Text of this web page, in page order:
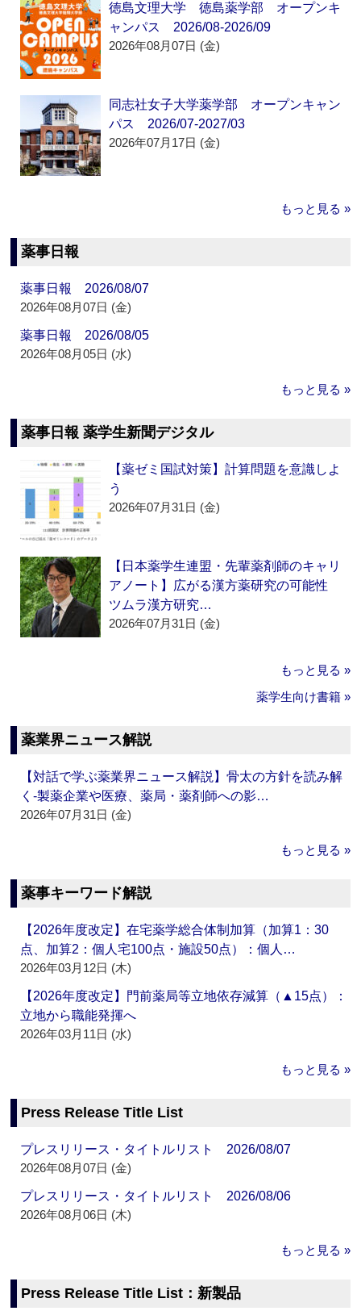
徳島文理大学 徳島薬学部 オープンキ
ャンパス 2026/08-2026/09
2026年08月07日 (金)
同志社女子大学薬学部 オープンキャン
パス 2026/07-2027/03
2026年07月17日 (金)
もっと見る »
薬事日報
薬事日報 2026/08/07
2026年08月07日 (金)
薬事日報 2026/08/05
2026年08月05日 (水)
もっと見る »
薬事日報 薬学生新聞デジタル
【薬ゼミ国試対策】計算問題を意識しよ
う
2026年07月31日 (金)
【日本薬学生連盟・先輩薬剤師のキャリ
アノート】広がる漢方薬研究の可能性
ツムラ漢方研究…
2026年07月31日 (金)
もっと見る »
薬学生向け書籍 »
薬業界ニュース解説
【対話で学ぶ薬業界ニュース解説】骨太の方針を読み解
く‐製薬企業や医療、薬局・薬剤師への影…
2026年07月31日 (金)
もっと見る »
薬事キーワード解説
【2026年度改定】在宅薬学総合体制加算（加算1：30
点、加算2：個人宅100点・施設50点）：個人…
2026年03月12日 (木)
【2026年度改定】門前薬局等立地依存減算（▲15点）：
立地から職能発揮へ
2026年03月11日 (水)
もっと見る »
Press Release Title List
プレスリリース・タイトルリスト 2026/08/07
2026年08月07日 (金)
プレスリリース・タイトルリスト 2026/08/06
2026年08月06日 (木)
もっと見る »
Press Release Title List：新製品